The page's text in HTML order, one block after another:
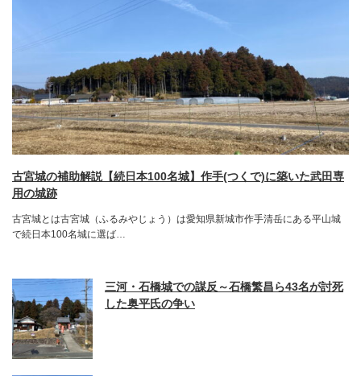
古宮城の補助解説【続日本100名城】作手(つくで)に築いた武田専
用の城跡
古宮城とは古宮城（ふるみやじょう）は愛知県新城市作手清岳にある平山城
で続日本100名城に選ば…
三河・石橋城での謀反～石橋繁昌ら43名が討死
した奥平氏の争い